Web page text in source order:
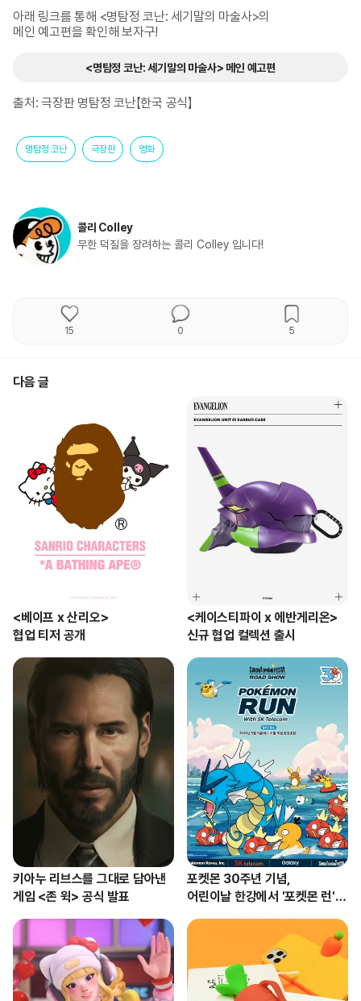
아래 링크를 통해 <명탐정 코난: 세기말의 마술사>의
메인 예고편을 확인해 보자구!
<명탐정 코난: 세기말의 마술사> 메인 예고편
출처: 극장판 명탐정 코난【한국 공식】
명탐정 코난 극장판 영화
콜리 Colley
무한 덕질을 장려하는 콜리 Colley 입니다!
15 0 5
다음 글
<베이프 x 산리오>
협업 티저 공개
<케이스티파이 x 에반게리온>
신규 협업 컬렉션 출시
키아누 리브스를 그대로 담아낸
게임 <존 윅> 공식 발표
포켓몬 30주년 기념,
어린이날 한강에서 '포켓몬 런'